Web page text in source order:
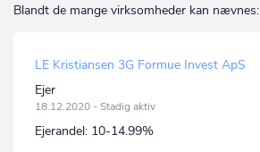
Blandt de mange virksomheder kan nævnes:
LE Kristiansen 3G Formue Invest ApS
Ejer
18.12.2020 - Stadig aktiv
Ejerandel: 10-14.99%